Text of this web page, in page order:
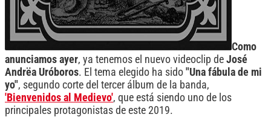
Como
anunciamos ayer, ya tenemos el nuevo videoclip de José
Andrëa Uróboros. El tema elegido ha sido "Una fábula de mi
yo", segundo corte del tercer álbum de la banda,
'Bienvenidos al Medievo', que está siendo uno de los
principales protagonistas de este 2019.